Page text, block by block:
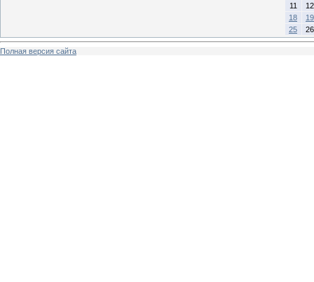
11
12
18
19
25
26
Полная версия сайта